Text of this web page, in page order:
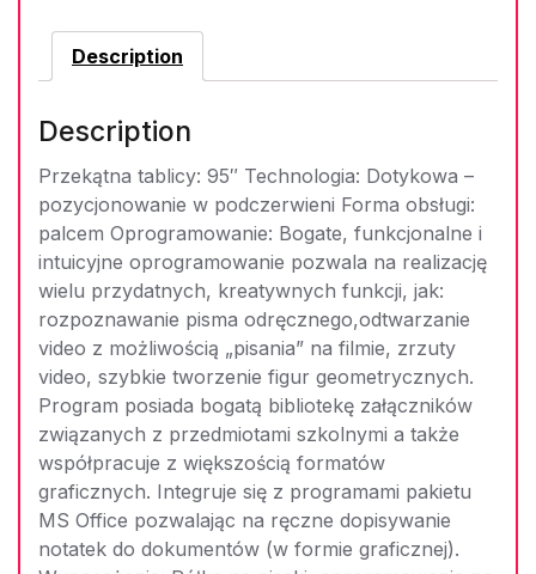
Description
Description
Przekątna tablicy: 95″ Technologia: Dotykowa –
pozycjonowanie w podczerwieni Forma obsługi:
palcem Oprogramowanie: Bogate, funkcjonalne i
intuicyjne oprogramowanie pozwala na realizację
wielu przydatnych, kreatywnych funkcji, jak:
rozpoznawanie pisma odręcznego,odtwarzanie
video z możliwością „pisania” na filmie, zrzuty
video, szybkie tworzenie figur geometrycznych.
Program posiada bogatą bibliotekę załączników
związanych z przedmiotami szkolnymi a także
współpracuje z większością formatów
graficznych. Integruje się z programami pakietu
MS Office pozwalając na ręczne dopisywanie
notatek do dokumentów (w formie graficznej).